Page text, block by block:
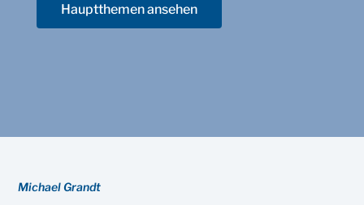
Hauptthemen ansehen
Michael Grandt